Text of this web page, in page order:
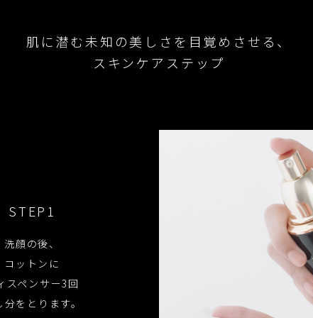
肌に潜む未知の美しさを 目覚めさせる、
スキンケアステップ
STEP1
洗顔の後、
コットンに
スペンサー3回
分をとります。